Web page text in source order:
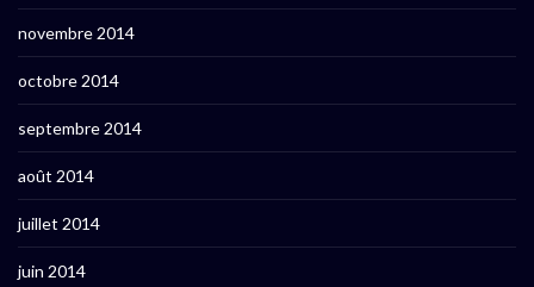
novembre 2014
octobre 2014
septembre 2014
août 2014
juillet 2014
juin 2014